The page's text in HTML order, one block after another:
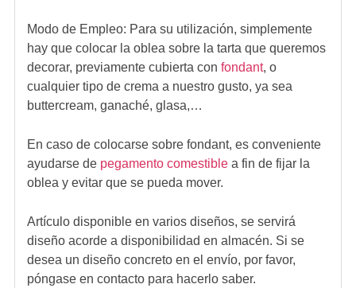
Modo de Empleo: Para su utilización, simplemente
hay que colocar la oblea sobre la tarta que queremos
decorar, previamente cubierta con fondant, o
cualquier tipo de crema a nuestro gusto, ya sea
buttercream, ganaché, glasa,…
En caso de colocarse sobre fondant, es conveniente
ayudarse de pegamento comestiblea fin de fijar la
oblea y evitar que se pueda mover.
Artículo disponible en varios diseños, se servirá
diseño acorde a disponibilidad en almacén. Si se
desea un diseño concreto en el envío, por favor,
póngase en contacto para hacerlo saber.